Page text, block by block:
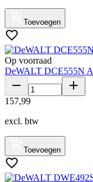
Toevoegen
Op voorraad
DeWALT DCE555N
157,99
excl. btw
Toevoegen